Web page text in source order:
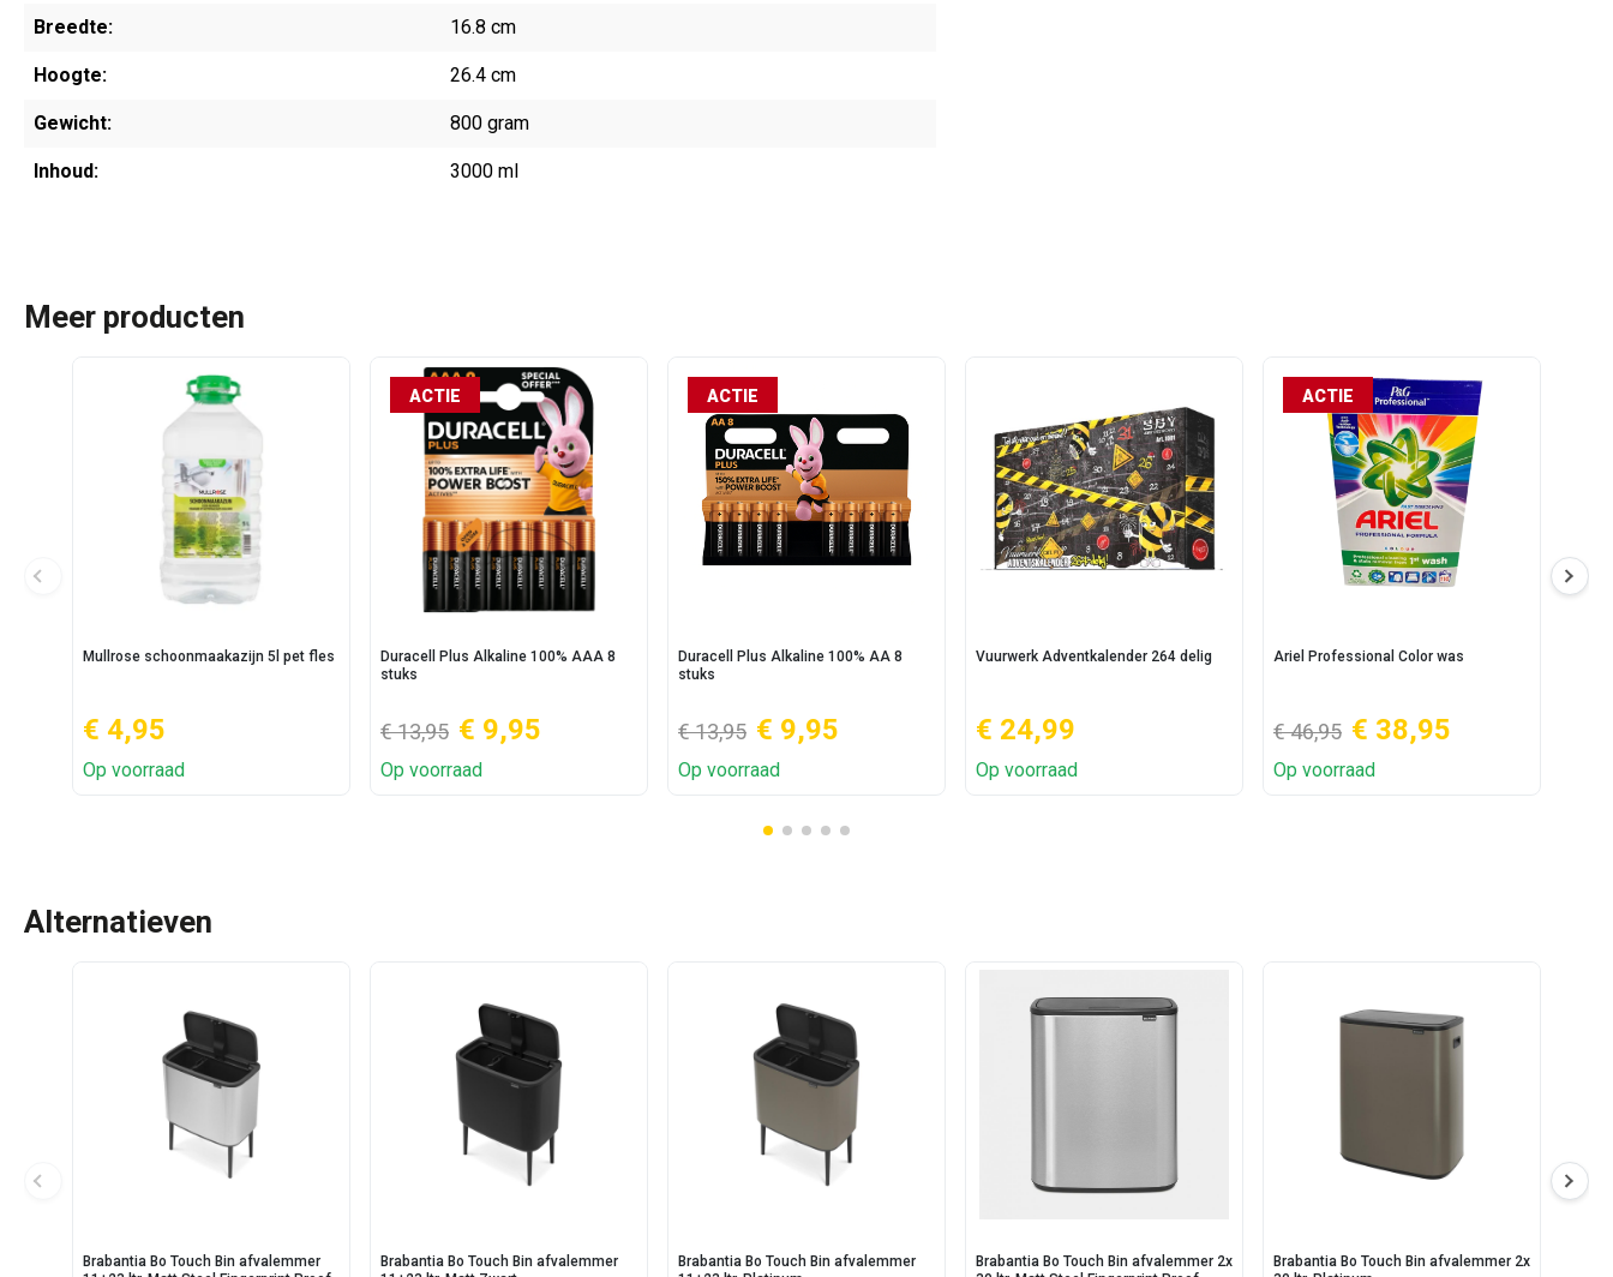
Breedte: 16.8 cm
Hoogte: 26.4 cm
Gewicht: 800 gram
Inhoud: 3000 ml
Meer producten
Mullrose schoonmaakazijn 5l pet fles
€ 4,95
Op voorraad
ACTIE
Duracell Plus Alkaline 100% AAA 8
stuks
€ 13,95 € 9,95
Op voorraad
ACTIE
Duracell Plus Alkaline 100% AA 8
stuks
€ 13,95 € 9,95
Op voorraad
Vuurwerk Adventkalender 264 delig
€ 24,99
Op voorraad
ACTIE
Ariel Professional Color was
€ 46,95 € 38,95
Op voorraad
Alternatieven
Brabantia Bo Touch Bin afvalemmer
Brabantia Bo Touch Bin afvalemmer
Brabantia Bo Touch Bin afvalemmer
Brabantia Bo Touch Bin afvalemmer 2x
Brabantia Bo Touch Bin afvalemmer 2x